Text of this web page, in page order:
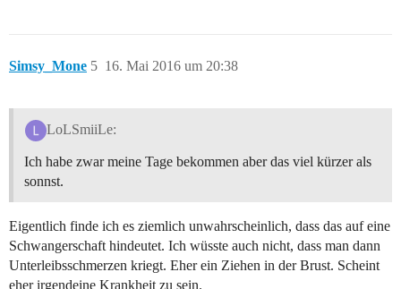
Simsy_Mone 16. Mai 2016 um 20:38
5
LoLSmiiLe:
Ich habe zwar meine Tage bekommen aber das viel kürzer als
sonnst.
Eigentlich finde ich es ziemlich unwahrscheinlich, dass das auf eine
Schwangerschaft hindeutet. Ich wüsste auch nicht, dass man dann
Unterleibsschmerzen kriegt. Eher ein Ziehen in der Brust. Scheint
eher irgendeine Krankheit zu sein.